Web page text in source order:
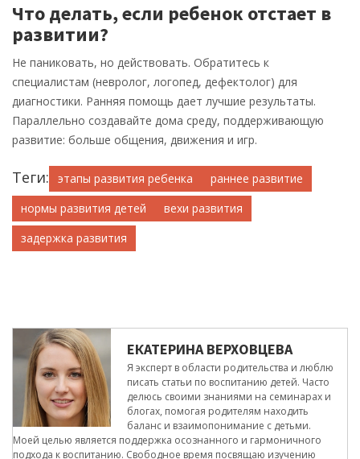
Что делать, если ребенок отстает в
развитии?
Не паниковать, но действовать. Обратитесь к
специалистам (невролог, логопед, дефектолог) для
диагностики. Ранняя помощь дает лучшие результаты.
Параллельно создавайте дома среду, поддерживающую
развитие: больше общения, движения и игр.
Теги: этапы развития ребенка
раннее развитие
нормы развития детей
вехи развития
задержка развития
ЕКАТЕРИНА ВЕРХОВЦЕВА
Я эксперт в области родительства и люблю
писать статьи по воспитанию детей. Часто
делюсь своими знаниями на семинарах и
блогах, помогая родителям находить
баланс и взаимопонимание с детьми.
Моей целью является поддержка осознанного и гармоничного
подхода к воспитанию. Свободное время посвящаю изучению